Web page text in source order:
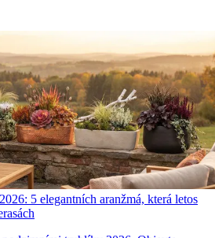
5 elegantních aranžmá, která letos